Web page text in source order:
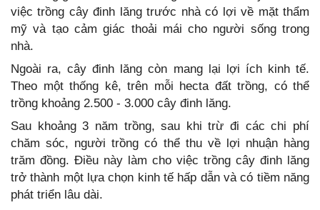
việc trồng cây đinh lăng trước nhà có lợi về mặt thẩm
mỹ và tạo cảm giác thoải mái cho người sống trong
nhà.
Ngoài ra, cây đinh lăng còn mang lại lợi ích kinh tế.
Theo một thống kê, trên mỗi hecta đất trồng, có thể
trồng khoảng 2.500 - 3.000 cây đinh lăng.
Sau khoảng 3 năm trồng, sau khi trừ đi các chi phí
chăm sóc, người trồng có thể thu về lợi nhuận hàng
trăm đồng. Điều này làm cho việc trồng cây đinh lăng
trở thành một lựa chọn kinh tế hấp dẫn và có tiềm năng
phát triển lâu dài.